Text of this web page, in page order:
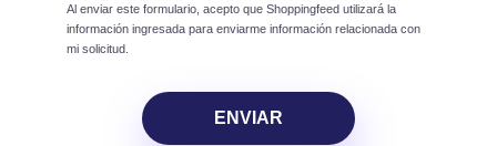
Al enviar este formulario, acepto que Shoppingfeed utilizará la
información ingresada para enviarme información relacionada con
mi solicitud.